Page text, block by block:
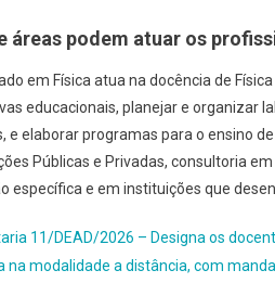
áreas podem atuar os
em Física atua na docência de
educacionais, planejar e organizar
e elaborar programas para o ensino
Públicas e Privadas, consultoria
específica e em instituições que
11/DEAD/2026 – Designa os
na modalidade a distância, com